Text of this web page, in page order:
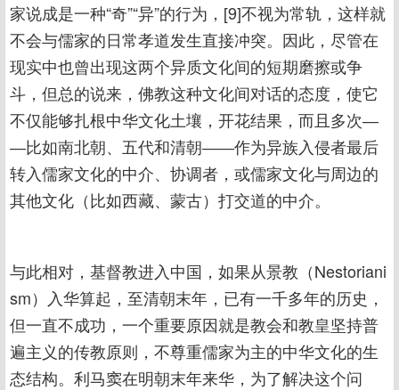
家说成是一种“奇”“异”的行为，[9]不视为常轨，这样就
不会与儒家的日常孝道发生直接冲突。因此，尽管在
现实中也曾出现这两个异质文化间的短期磨擦或争
斗，但总的说来，佛教这种文化间对话的态度，使它
不仅能够扎根中华文化土壤，开花结果，而且多次―
―比如南北朝、五代和清朝――作为异族入侵者最后
转入儒家文化的中介、协调者，或儒家文化与周边的
其他文化（比如西藏、蒙古）打交道的中介。
与此相对，基督教进入中国，如果从景教（Nestoriani
sm）入华算起，至清朝末年，已有一千多年的历史，
但一直不成功，一个重要原因就是教会和教皇坚持普
遍主义的传教原则，不尊重儒家为主的中华文化的生
态结构。利马窦在明朝末年来华，为了解决这个问